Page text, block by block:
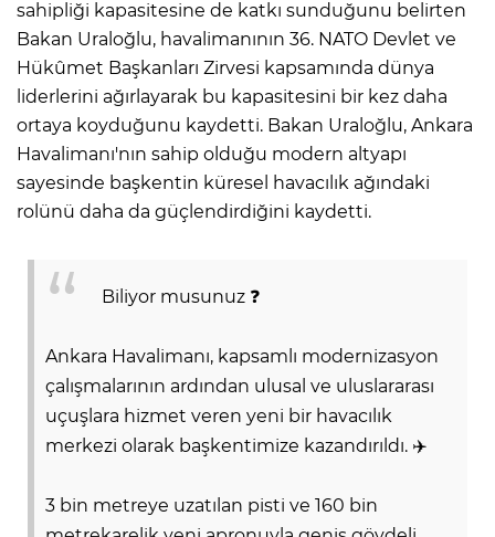
sahipliği kapasitesine de katkı sunduğunu belirten
Bakan Uraloğlu, havalimanının 36. NATO Devlet ve
Hükûmet Başkanları Zirvesi kapsamında dünya
liderlerini ağırlayarak bu kapasitesini bir kez daha
ortaya koyduğunu kaydetti. Bakan Uraloğlu, Ankara
Havalimanı'nın sahip olduğu modern altyapı
sayesinde başkentin küresel havacılık ağındaki
rolünü daha da güçlendirdiğini kaydetti.
Biliyor musunuz ❓
Ankara Havalimanı, kapsamlı modernizasyon
çalışmalarının ardından ulusal ve uluslararası
uçuşlara hizmet veren yeni bir havacılık
merkezi olarak başkentimize kazandırıldı. ✈️
3 bin metreye uzatılan pisti ve 160 bin